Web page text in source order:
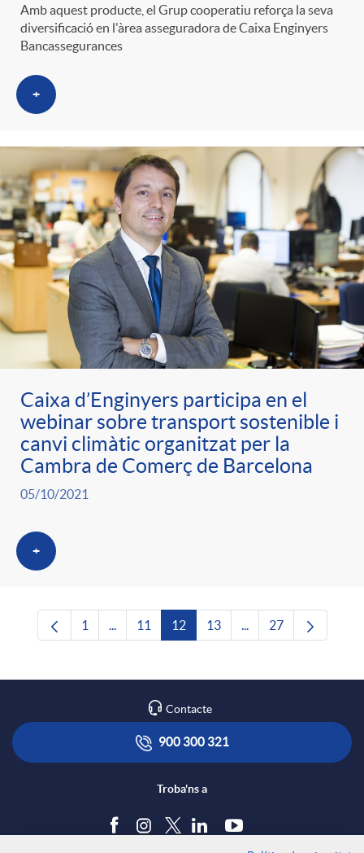
Amb aquest producte, el Grup cooperatiu reforça la seva
diversificació en l'àrea asseguradora de Caixa Enginyers
Bancassegurances
+
Caixa d’Enginyers participa en el
webinar sobre transport sostenible i
canvi climàtic organitzat per la
Cambra de Comerç de Barcelona
05/10/2021
+
Pàgina
1 ...Pàgines intermèdies Utilitzeu TAB per
Pàgina
11 Pàgina
12 Pàgina
13 ...Pàgines intermèdies
Pàgina
27
Contacte
900 300 321
Troba'ns a